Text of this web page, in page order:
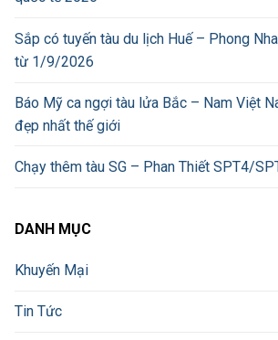
Sắp có tuyến tàu du lịch Huế – Phong
từ 1/9/2026
Báo Mỹ ca ngợi tàu lửa Bắc – Nam Việt
đẹp nhất thế giới
Chạy thêm tàu SG – Phan Thiết SPT4/
DANH MỤC
Khuyến Mại
Tin Tức